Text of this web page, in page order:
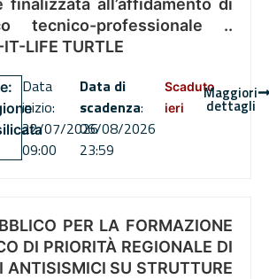
finalizzata all’affidamento di
tecnico-professionale ..
LIFE TURTLE
Data
inizio:
22/07/2026
09:00
Data di
scadenza:
06/08/2026
23:59
Scaduto
ieri
Maggiori
dettagli
PER LA FORMAZIONE
DI PRIORITÀ REGIONALE DI
ANTISISMICI SU STRUTTURE